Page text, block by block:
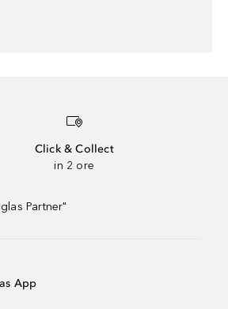
Click & Collect
in 2 ore
Partner"
App